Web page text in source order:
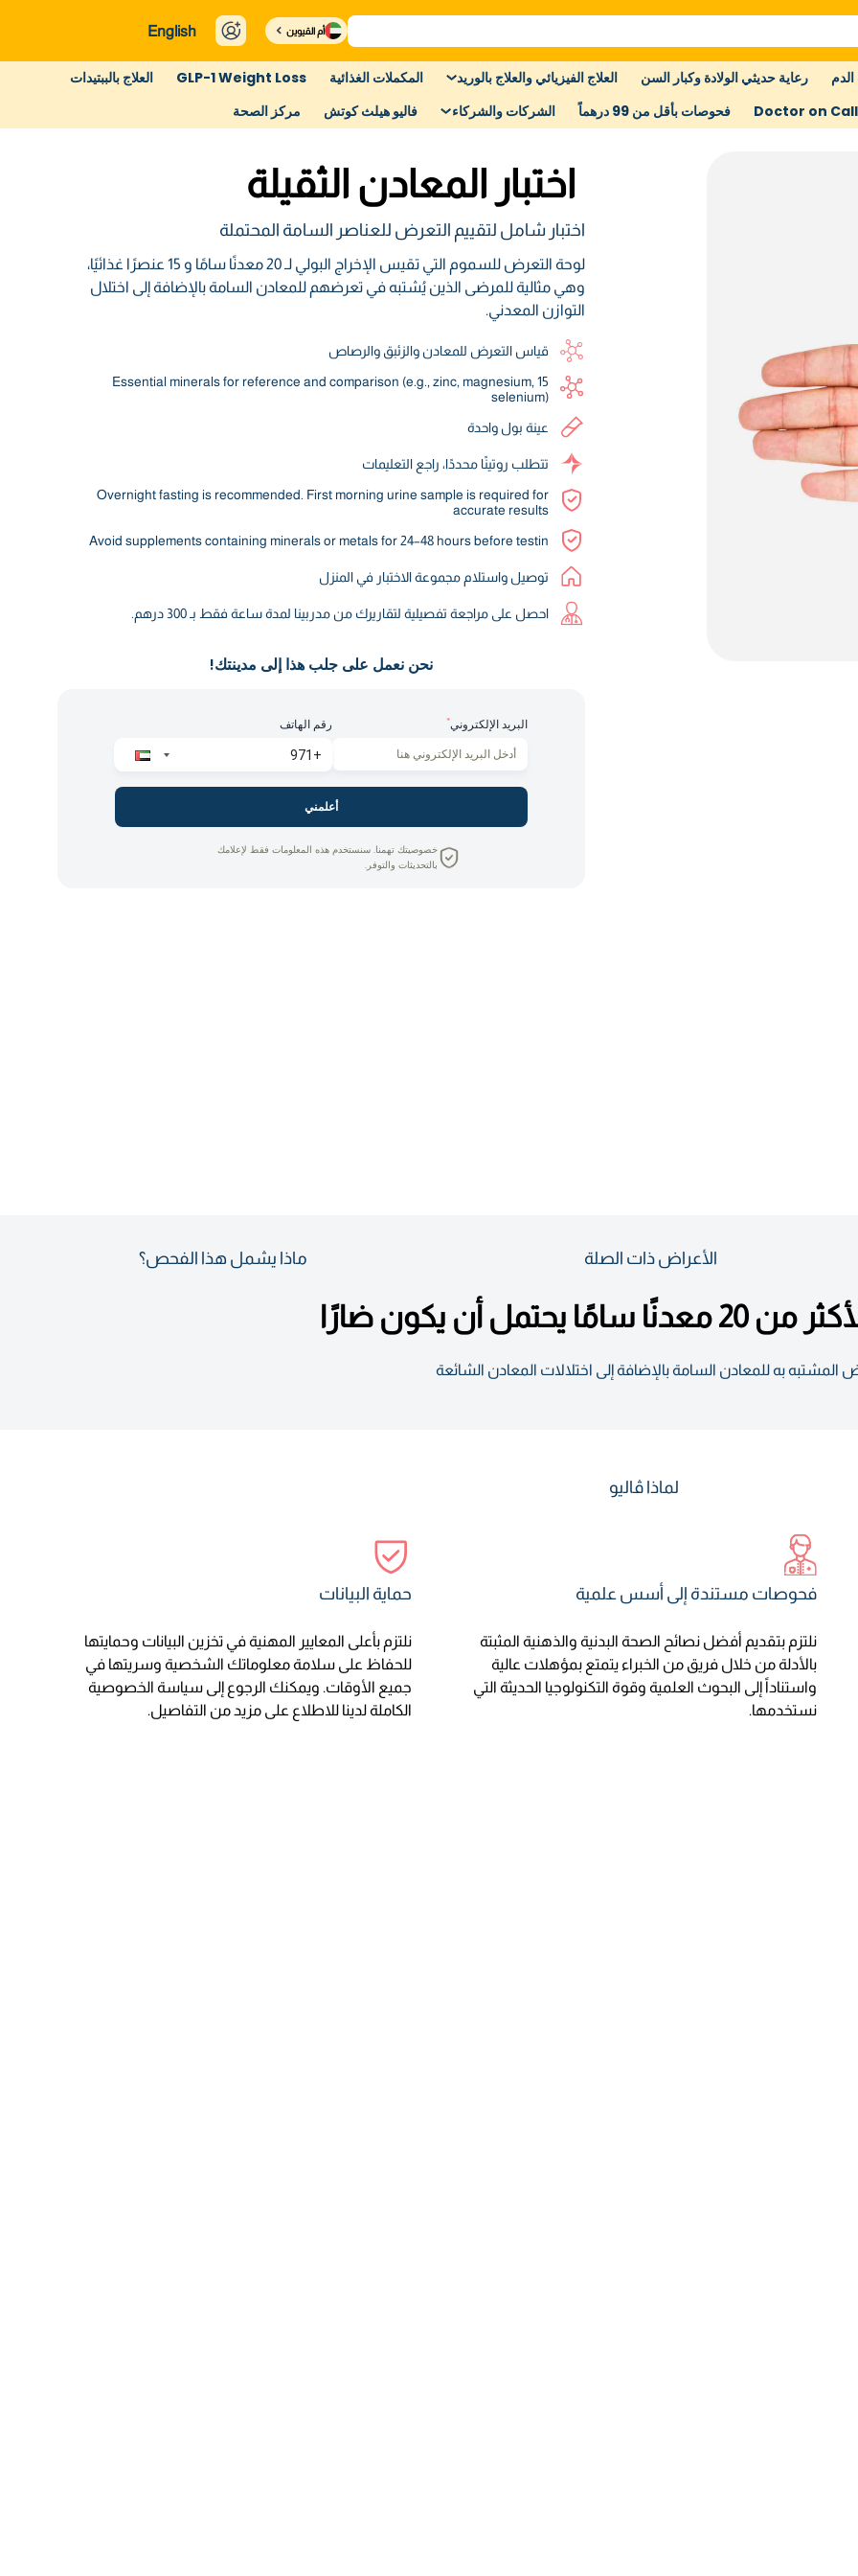
أم القيوين English
رعاية حديثي الولادة وكبار السن العلاج الفيزيائي والعلاج بالوريد المكملات الغذائية GLP-1 Weight Loss
العلاج بالببتيدات
Doctor on Call فحوصات بأقل من 99 درهماً الشركات والشركاء فاليو هيلث كوتش مركز الصحة
اختبار المعادن الثقيلة
اختبار شامل لتقييم التعرض للعناصر السامة المحتملة
لوحة التعرض للسموم التي تقيس الإخراج البولي لـ 20 معدنًا سامًا و 15 عنصرًا غذائيًا،
وهي مثالية للمرضى الذين يُشتبه في تعرضهم للمعادن السامة بالإضافة إلى اختلال
التوازن المعدني.
قياس التعرض للمعادن والزئبق والرصاص
15 Essential minerals for reference and comparison (e.g., zinc, magnesium,
selenium)
عينة بول واحدة
تتطلب روتينًا محددًا، راجع التعليمات
Overnight fasting is recommended. First morning urine sample is required for
accurate results
Avoid supplements containing minerals or metals for 24–48 hours before testin
توصيل واستلام مجموعة الاختبار في المنزل
احصل على مراجعة تفصيلية لتقاريرك من مدربينا لمدة ساعة فقط بـ 300 درهم.
نحن نعمل على جلب هذا إلى مدينتك!
البريد الإلكتروني* رقم الهاتف
أعلمني
خصوصيتك تهمنا. سنستخدم هذه المعلومات فقط لإعلامك
بالتحديثات والتوفر.
الأعراض ذات الصلة ماذا يشمل هذا الفحص؟
أن يكون ضارًا
به للمعادن السامة بالإضافة إلى اختلالات المعادن الشائعة
لماذا ڤاليو
فحوصات مستندة إلى أسس علمية
نلتزم بتقديم أفضل نصائح الصحة البدنية والذهنية المثبتة
بالأدلة من خلال فريق من الخبراء يتمتع بمؤهلات عالية
واستناداً إلى البحوث العلمية وقوة التكنولوجيا الحديثة التي
نستخدمها.
حماية البيانات
نلتزم بأعلى المعايير المهنية في تخزين البيانات وحمايتها
للحفاظ على سلامة معلوماتك الشخصية وسريتها في
جميع الأوقات. ويمكنك الرجوع إلى سياسة الخصوصية
الكاملة لدينا للاطلاع على مزيد من التفاصيل.